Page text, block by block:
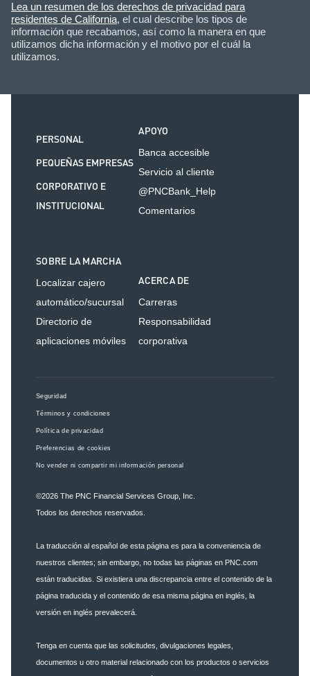
Lea un resumen de los derechos de privacidad para
residentes de California, el cual describe los tipos de
información que recabamos, así como la manera en que
utilizamos dicha información y el motivo por el cuál la
utilizamos.
PERSONAL
PEQUEÑAS EMPRESAS
CORPORATIVO E
INSTITUCIONAL
APOYO
Banca accesible
Servicio al cliente
@PNCBank_Help
Comentarios
SOBRE LA MARCHA
Localizar cajero
automático/sucursal
Directorio de
aplicaciones móviles
ACERCA DE
Carreras
Responsabilidad
corporativa
Seguridad
Términos y condiciones
Política de privacidad
Preferencias de cookies
No vender ni compartir mi información personal
©2026 The PNC Financial Services Group, Inc.
Todos los derechos reservados.
La traducción al español de esta página es para la conveniencia de
nuestros clientes; sin embargo, no todas las páginas en PNC.com
están traducidas. Si existiera una discrepancia entre el contenido de la
página traducida y el contenido de esa misma página en inglés, la
versión en inglés prevalecerá.
Tenga en cuenta que las solicitudes, divulgaciones legales,
documentos u otro material relacionado con los productos o servicios